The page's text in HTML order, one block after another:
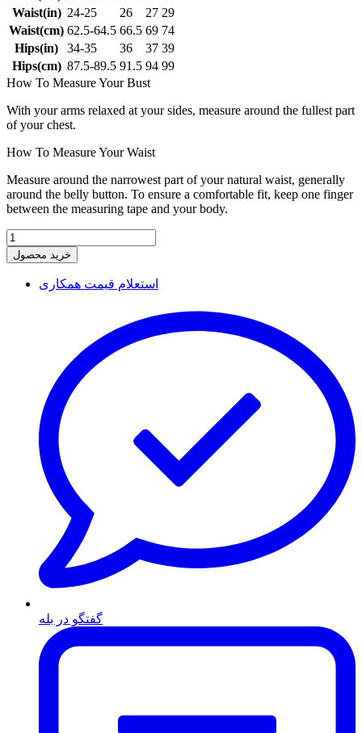
Waist(in) 24-25 26 27 29
Waist(cm) 62.5-64.5 66.5 69 74
Hips(in)
34-35 36 37 39
Hips(cm) 87.5-89.5 91.5 94 99
How To Measure Your Bust
With your arms relaxed at your sides, measure around the fullest part
of your chest.
How To Measure Your Waist
Measure around the narrowest part of your natural waist, generally
around the belly button. To ensure a comfortable fit, keep one finger
between the measuring tape and your body.
خرید محصول
استعلام قیمت همکاری
گفتگو در بله